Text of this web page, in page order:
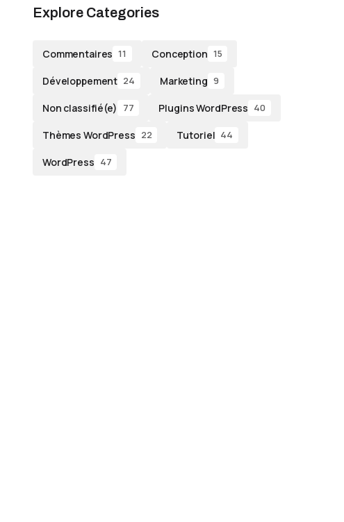
Explore Categories
Commentaires 11 Conception 15
Développement 24 Marketing 9
Non classifié(e) 77 Plugins WordPress 40
Thèmes WordPress 22 Tutoriel 44
WordPress 47